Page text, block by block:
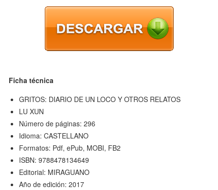
Ficha técnica
GRITOS: DIARIO DE UN LOCO Y OTROS RELATOS
LU XUN
Número de páginas: 296
Idioma: CASTELLANO
Formatos: Pdf, ePub, MOBI, FB2
ISBN: 9788478134649
Editorial: MIRAGUANO
Año de edición: 2017